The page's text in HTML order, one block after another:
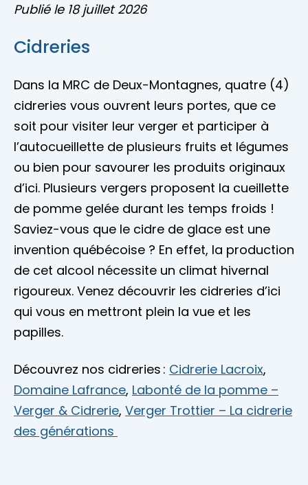
Publié le 18 juillet 2026
Cidreries
Dans la MRC de Deux-Montagnes, quatre (4)
cidreries vous ouvrent leurs portes, que ce
soit pour visiter leur verger et participer à
l’autocueillette de plusieurs fruits et légumes
ou bien pour savourer les produits originaux
d’ici. Plusieurs vergers proposent la cueillette
de pomme gelée durant les temps froids !
Saviez-vous que le cidre de glace est une
invention québécoise ? En effet, la production
de cet alcool nécessite un climat hivernal
rigoureux. Venez découvrir les cidreries d’ici
qui vous en mettront plein la vue et les
papilles.
Découvrez nos cidreries : Cidrerie Lacroix,
Domaine Lafrance, Labonté de la pomme –
Verger & Cidrerie, Verger Trottier – La cidrerie
des générations